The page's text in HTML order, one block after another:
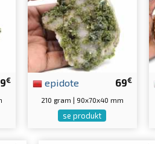
€ 69€
epidote
210 gram | 90x70x40 mm
se produkt